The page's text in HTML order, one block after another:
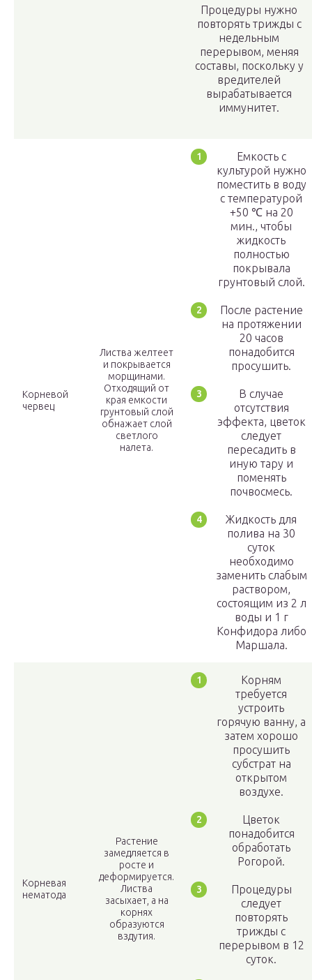
Процедуры нужно
повторять трижды с
недельным
перерывом, меняя
составы, поскольку у
вредителей
вырабатывается
иммунитет.
Корневой
червец
Листва желтеет
и покрывается
морщинами.
Отходящий от
края емкости
грунтовый слой
обнажает слой
светлого
налета.
Емкость с
культурой нужно
поместить в воду
с температурой
+50 ℃ на 20
мин., чтобы
жидкость
полностью
покрывала
грунтовый слой.
После растение
на протяжении
20 часов
понадобится
просушить.
В случае
отсутствия
эффекта, цветок
следует
пересадить в
иную тару и
поменять
почвосмесь.
Жидкость для
полива на 30
суток
необходимо
заменить слабым
раствором,
состоящим из 2 л
воды и 1 г
Конфидора либо
Маршала.
Корневая
нематода
Растение
замедляется в
росте и
деформируется.
Листва
засыхает, а на
корнях
образуются
вздутия.
Корням
требуется
устроить
горячую ванну, а
затем хорошо
просушить
субстрат на
открытом
воздухе.
Цветок
понадобится
обработать
Рогорой.
Процедуры
следует
повторять
трижды с
перерывом в 12
суток.